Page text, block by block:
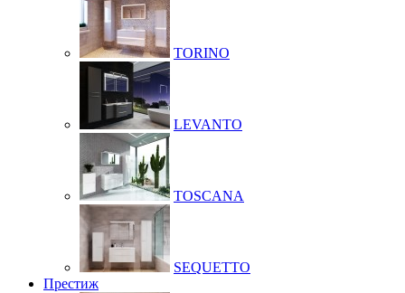
TORINO
LEVANTO
TOSCANA
SEQUETTO
Престиж